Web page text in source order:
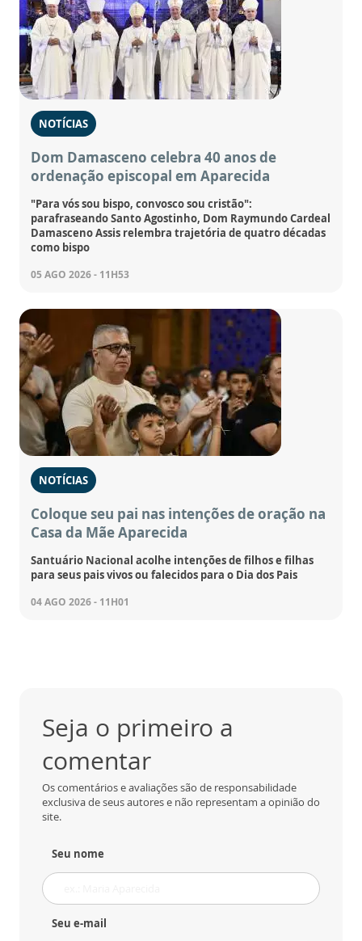
NOTÍCIAS
Dom Damasceno celebra 40 anos de
ordenação episcopal em Aparecida
"Para vós sou bispo, convosco sou cristão":
parafraseando Santo Agostinho, Dom Raymundo Cardeal
Damasceno Assis relembra trajetória de quatro décadas
como bispo
05 AGO 2026 - 11H53
NOTÍCIAS
Coloque seu pai nas intenções de oração na
Casa da Mãe Aparecida
Santuário Nacional acolhe intenções de filhos e filhas
para seus pais vivos ou falecidos para o Dia dos Pais
04 AGO 2026 - 11H01
Seja o primeiro a
comentar
Os comentários e avaliações são de responsabilidade
exclusiva de seus autores e não representam a opinião do
site.
Seu nome
Seu e-mail